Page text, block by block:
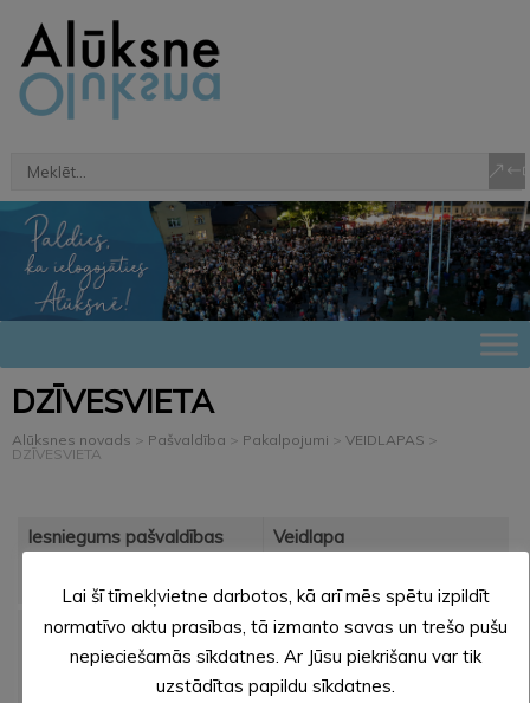
DZĪVESVIETA
Alūksnes novads > Pašvaldība > Pakalpojumi > VEIDLAPAS >
DZĪVESVIETA
Iesniegums pašvaldības
Veidlapa
Iesniegums
mājsaimniecības
reģistrēšanai zemas īres
Veidlapa
Lai šī tīmekļvietne darbotos, kā arī mēs spētu izpildīt
normatīvo aktu prasības, tā izmanto savas un trešo pušu
nepieciešamās sīkdatnes. Ar Jūsu piekrišanu var tik
uzstādītas papildu sīkdatnes.